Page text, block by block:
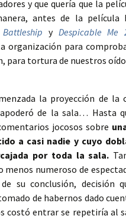
y que quería que la
antes de la película
Battleship y Despicable Me
organización para
para tortura de nuestros
la proyección de la
de la sala… Hasta
jocosos sobre
a casi nadie y cuyo
por toda la sala.
menos numeroso de
su conclusión, decisión
de habernos dado
costó entrar se repetiría al